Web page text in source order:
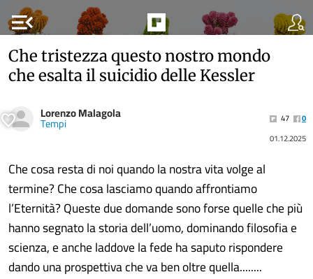
menu_open
Che tristezza questo nostro mondo
che esalta il suicidio delle Kessler
Lorenzo Malagola
Tempi 47
0
01.12.2025
Che cosa resta di noi quando la nostra vita volge al
termine? Che cosa lasciamo quando affrontiamo
l’Eternità? Queste due domande sono forse quelle che più
hanno segnato la storia dell’uomo, dominando filosofia e
scienza, e anche laddove la fede ha saputo rispondere
dando una prospettiva che va ben oltre quella........